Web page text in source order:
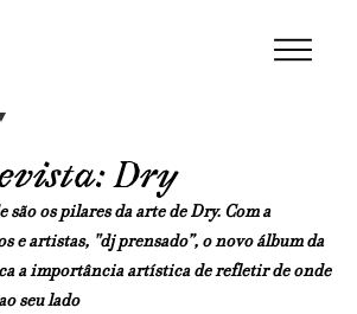
Dry
são os pilares da arte de Dry. Com a
e artistas, "dj prensado”, o novo álbum da
a importância artística de refletir de onde
seu lado